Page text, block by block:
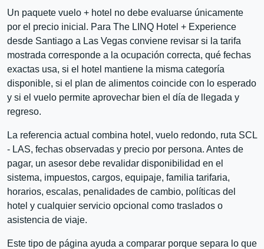
Un paquete vuelo + hotel no debe evaluarse únicamente
por el precio inicial. Para The LINQ Hotel + Experience
desde Santiago a Las Vegas conviene revisar si la tarifa
mostrada corresponde a la ocupación correcta, qué fechas
exactas usa, si el hotel mantiene la misma categoría
disponible, si el plan de alimentos coincide con lo esperado
y si el vuelo permite aprovechar bien el día de llegada y
regreso.
La referencia actual combina hotel, vuelo redondo, ruta SCL
- LAS, fechas observadas y precio por persona. Antes de
pagar, un asesor debe revalidar disponibilidad en el
sistema, impuestos, cargos, equipaje, familia tarifaria,
horarios, escalas, penalidades de cambio, políticas del
hotel y cualquier servicio opcional como traslados o
asistencia de viaje.
Este tipo de página ayuda a comparar porque separa lo que